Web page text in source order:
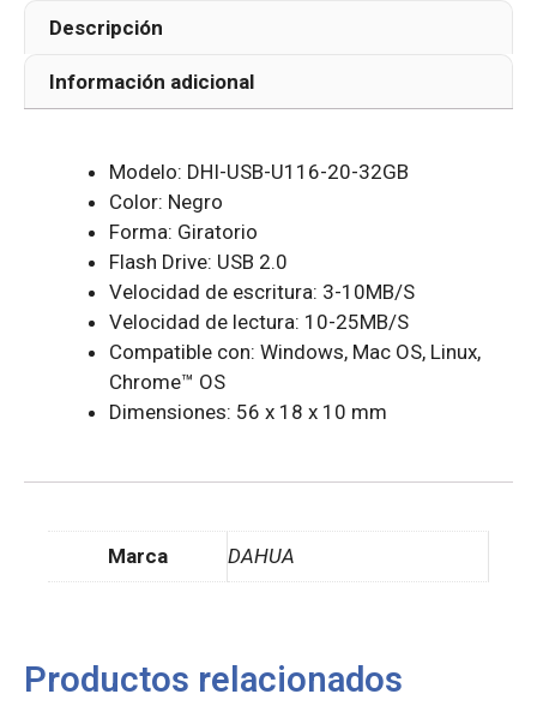
Descripción
Información adicional
Modelo: DHI-USB-U116-20-32GB
Color: Negro
Forma: Giratorio
Flash Drive: USB 2.0
Velocidad de escritura: 3-10MB/S
Velocidad de lectura: 10-25MB/S
Compatible con: Windows, Mac OS, Linux,
Chrome™ OS
Dimensiones: 56 x 18 x 10 mm
Marca DAHUA
Productos relacionados